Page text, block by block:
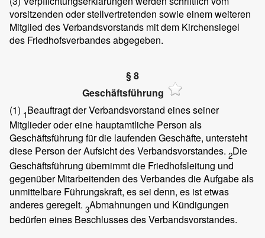
vorsitzenden oder stellvertretenden sowie einem weiteren
Mitglied des Verbandsvorstands mit dem Kirchensiegel
des Friedhofsverbandes abgegeben.
§ 8
Geschäftsführung
(1) 1Beauftragt der Verbandsvorstand eines seiner
Mitglieder oder eine hauptamtliche Person als
Geschäftsführung für die laufenden Geschäfte, untersteht
diese Person der Aufsicht des Verbandsvorstandes. 2Die
Geschäftsführung übernimmt die Friedhofsleitung und
gegenüber Mitarbeitenden des Verbandes die Aufgabe als
unmittelbare Führungskraft, es sei denn, es ist etwas
anderes geregelt. 3Abmahnungen und Kündigungen
bedürfen eines Beschlusses des Verbandsvorstandes.